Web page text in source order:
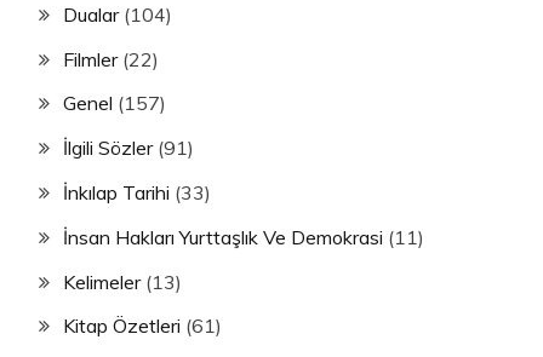
Dualar(104)
Filmler(22)
Genel (157)
İlgili Sözler(91)
İnkılap Tarihi (33)
İnsan Hakları Yurttaşlık Ve Demokrasi (11)
Kelimeler(13)
Kitap Özetleri (61)